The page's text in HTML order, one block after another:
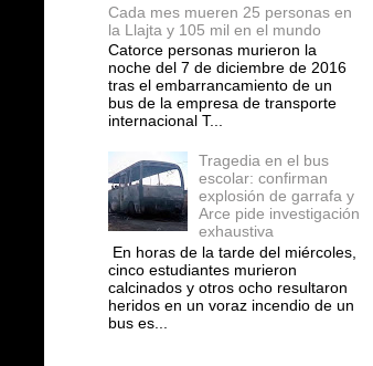
Cada mes mueren 25 personas en
la Llajta y 105 mil en el mundo
Catorce personas murieron la
noche del 7 de diciembre de 2016
tras el embarrancamiento de un
bus de la empresa de transporte
internacional T...
Tragedia en el bus
escolar: confirman
explosión de garrafa y
Arce pide investigación
exhaustiva
En horas de la tarde del miércoles,
cinco estudiantes murieron
calcinados y otros ocho resultaron
heridos en un voraz incendio de un
bus es...